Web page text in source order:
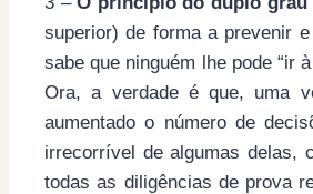
superior) de forma a prevenir
sabe que ninguém lhe pode “ir
Ora, a verdade é que, uma
aumentado o número de
irrecorrível de algumas delas,
todas as diligências de prova